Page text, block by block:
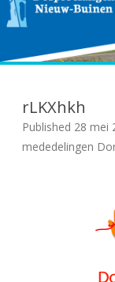
rLKXhkh
Published 28 mei
mededelingen